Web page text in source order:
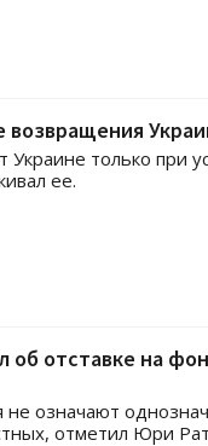
возвращения
Украине только при
ее.
об отставке на
означают
отметил Юри